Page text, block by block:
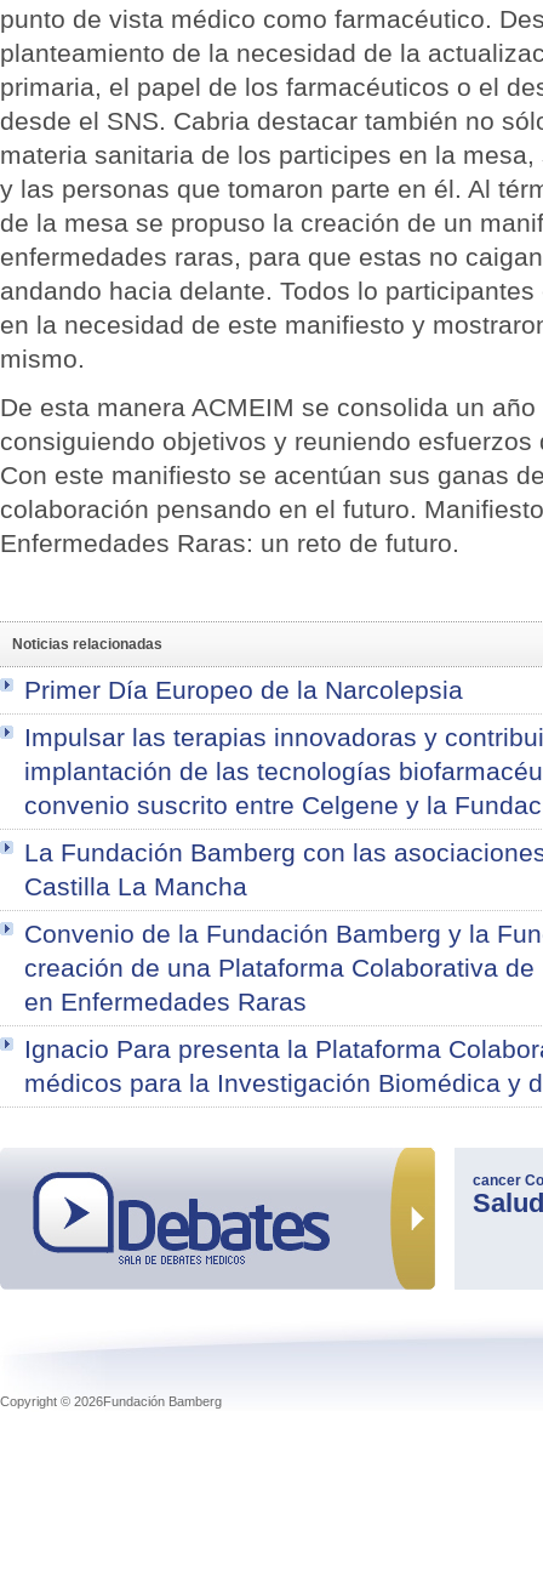
punto de vista médico como farmacéutico.
planteamiento de la necesidad de la
primaria, el papel de los farmacéuticos o el
desde el SNS. Cabria destacar también no
materia sanitaria de los participes en la
y las personas que tomaron parte en él. Al
de la mesa se propuso la creación de un
enfermedades raras, para que estas no
andando hacia delante. Todos lo
en la necesidad de este manifiesto y
mismo.
De esta manera ACMEIM se consolida un
consiguiendo objetivos y reuniendo
Con este manifiesto se acentúan sus ganas
colaboración pensando en el futuro.
Enfermedades Raras: un reto de futuro.
Noticias relacionadas
Primer Día Europeo de la Narcolepsia
Impulsar las terapias innovadoras y
implantación de las tecnologías
convenio suscrito entre Celgene y la
La Fundación Bamberg con las
Castilla La Mancha
Convenio de la Fundación Bamberg y la
creación de una Plataforma Colaborativa
en Enfermedades Raras
Ignacio Para presenta la Plataforma
médicos para la Investigación Biomédica y
cancer
Salud
Copyright © 2026Fundación Bamberg